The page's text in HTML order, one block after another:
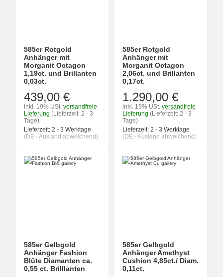
585er Rotgold
Anhänger mit
Morganit Octagon
1,19ct. und Brillanten
0,03ct.
439,00 €
inkl. 19% USt. versandfreie
Lieferung (Lieferzeit: 2 - 3
Tage)
Lieferzeit: 2 - 3 Werktage
(DE - Ausland abweichend)
585er Rotgold
Anhänger mit
Morganit Octagon
2,06ct. und Brillanten
0,17ct.
1.290,00 €
inkl. 19% USt. versandfreie
Lieferung (Lieferzeit: 2 - 3
Tage)
Lieferzeit: 2 - 3 Werktage
(DE - Ausland abweichend)
585er Gelbgold
Anhänger Fashion
Blüte Diamanten ca.
0,55 ct. Brilllanten
585er Gelbgold
Anhänger Amethyst
Cushion 4,85ct./ Diam.
0,11ct.